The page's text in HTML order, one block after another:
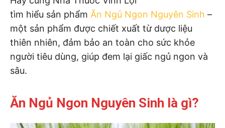
tìm hiểu sản phẩm Ăn Ngủ Ngon Nguyên Sinh –
một sản phẩm được chiết xuất từ dược liệu
thiên nhiên, đảm bảo an toàn cho sức khỏe
người tiêu dùng, giúp đem lại giấc ngủ ngon và
sâu.
Ăn Ngủ Ngon Nguyên Sinh là gì?